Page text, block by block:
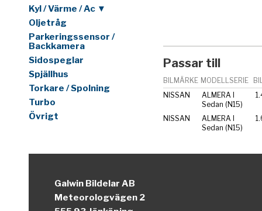
Kyl / Värme / Ac ▼
Oljetråg
Parkeringssensor /
Backkamera
Sidospeglar
Spjällhus
Torkare / Spolning
Turbo
Övrigt
Passar till
BILMÄRKE MODELLSERIE
NISSAN
ALMERA I
Sedan (N15)
NISSAN
ALMERA I
Sedan (N15)
Galwin Bildelar AB
Meteorologvägen 2